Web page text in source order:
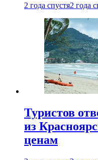
2 года спустя2 года
Туристов
из
ценам